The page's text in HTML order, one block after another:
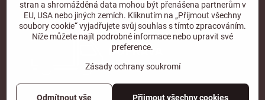
*Nevztahuje se na paletovou přepravu.
stran a shromážděná data mohou být přenášena partnerům v
EU, USA nebo jiných zemích. Kliknutím na „Přijmout všechny
soubory cookie“ vyjadřujete svůj souhlas s tímto zpracováním.
Níže můžete najít podrobné informace nebo upravit své
preference.
Zásady ochrany soukromí
Přijmout všechny cookies
Odmítnout vše